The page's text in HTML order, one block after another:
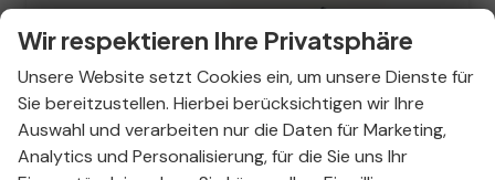
Wir respektieren Ihre Privatsphäre
Unsere Website setzt Cookies ein, um unsere Dienste für
Sie bereitzustellen. Hierbei berücksichtigen wir Ihre
Auswahl und verarbeiten nur die Daten für Marketing,
Analytics und Personalisierung, für die Sie uns Ihr